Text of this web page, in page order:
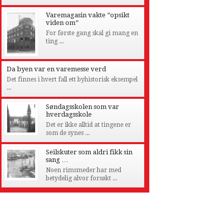
Varemagasin vakte ”opsikt
viden om”
For første gang skal gi mang en
ting ...
Da byen var en varemesse verd
Det finnes i hvert fall ett byhistorisk eksempel
...
Søndagsskolen som var
hverdagsskole
Det er ikke alltid at tingene er
som de synes ...
Seilskuter som aldri fikk sin
sang …
Noen rimsmeder har med
betydelig alvor forsøkt ...